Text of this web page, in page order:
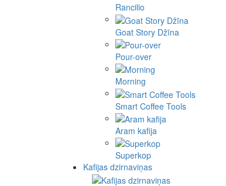
Rancilio
Goat Story Džīna
Pour-over
Morning
Smart Coffee Tools
Aram kafija
Superkop
Kafijas dzirnaviņas